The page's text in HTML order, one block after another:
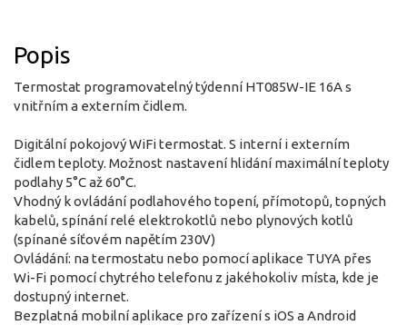
Popis
Termostat programovatelný týdenní HT085W-IE 16A s
vnitřním a externím čidlem.
Digitální pokojový WiFi termostat. S interní i externím
čidlem teploty. Možnost nastavení hlidání maximální teploty
podlahy 5°C až 60°C.
Vhodný k ovládání podlahového topení, přímotopů, topných
kabelů, spínání relé elektrokotlů nebo plynových kotlů
(spínané síťovém napětím 230V)
Ovládání: na termostatu nebo pomocí aplikace TUYA přes
Wi-Fi pomocí chytrého telefonu z jakéhokoliv místa, kde je
dostupný internet.
Bezplatná mobilní aplikace pro zařízení s iOS a Android